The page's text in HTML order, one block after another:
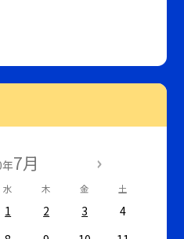
7月
水 木 金 土
1 2 3
4